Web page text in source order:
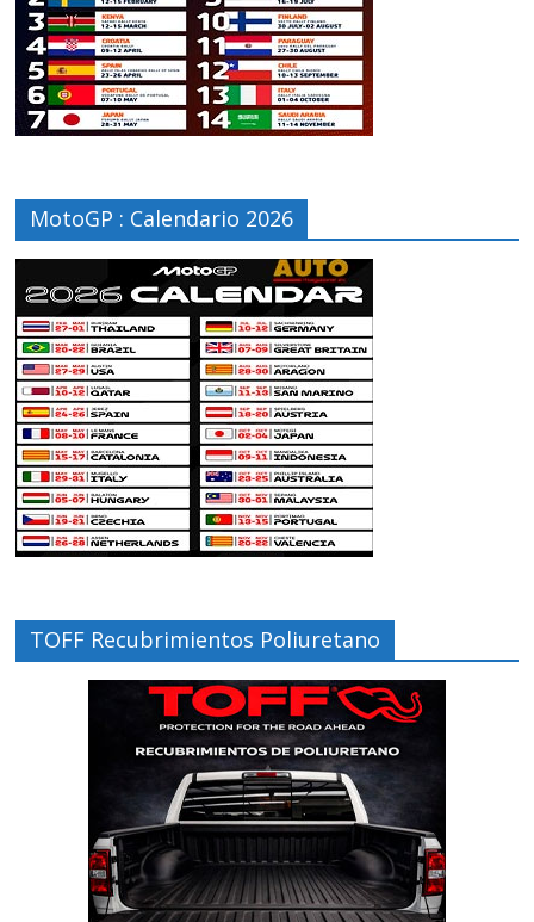
MotoGP : Calendario 2026
TOFF Recubrimientos Poliuretano